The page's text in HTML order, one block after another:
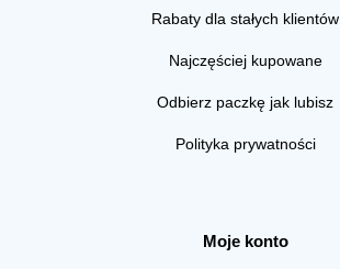
Rabaty dla stałych klientów
Najczęściej kupowane
Odbierz paczkę jak lubisz
Polityka prywatności
Moje konto